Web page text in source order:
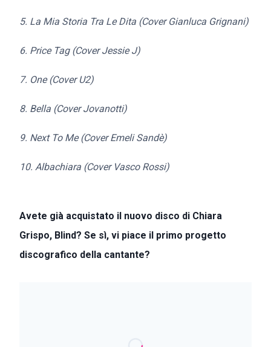
5. La Mia Storia Tra Le Dita (Cover Gianluca Grignani)
6. Price Tag (Cover Jessie J)
7. One (Cover U2)
8. Bella (Cover Jovanotti)
9. Next To Me (Cover Emeli Sandè)
10. Albachiara (Cover Vasco Rossi)
Avete già acquistato il nuovo disco di Chiara
Grispo, Blind? Se sì, vi piace il primo progetto
discografico della cantante?